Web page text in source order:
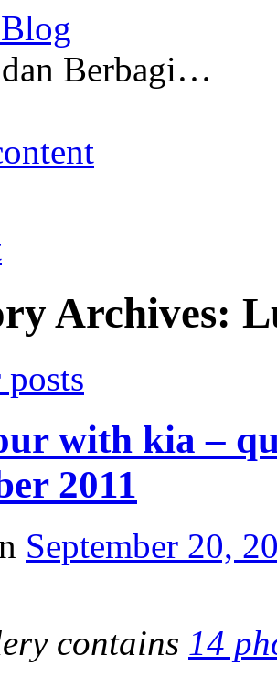
Berbagi…
Archives:
with kia –
2011
September 20,
contains 14